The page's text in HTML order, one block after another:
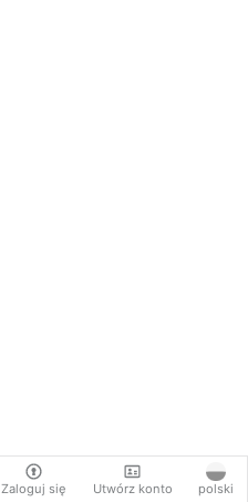
Zaloguj się Utwórz konto polski